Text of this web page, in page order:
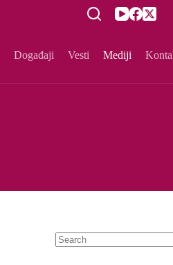
Događaji Vesti Mediji